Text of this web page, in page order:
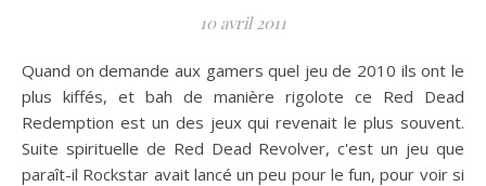
10 avril 2011
Quand on demande aux gamers quel jeu de 2010 ils ont le
plus kiffés, et bah de manière rigolote ce Red Dead
Redemption est un des jeux qui revenait le plus souvent.
Suite spirituelle de Red Dead Revolver, c'est un jeu que
paraît-il Rockstar avait lancé un peu pour le fun, pour voir si